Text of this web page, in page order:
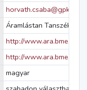
Áramlástan Tanszék
http://www.ara.bme.hu
http://www.ara.bme.hu/
magyar